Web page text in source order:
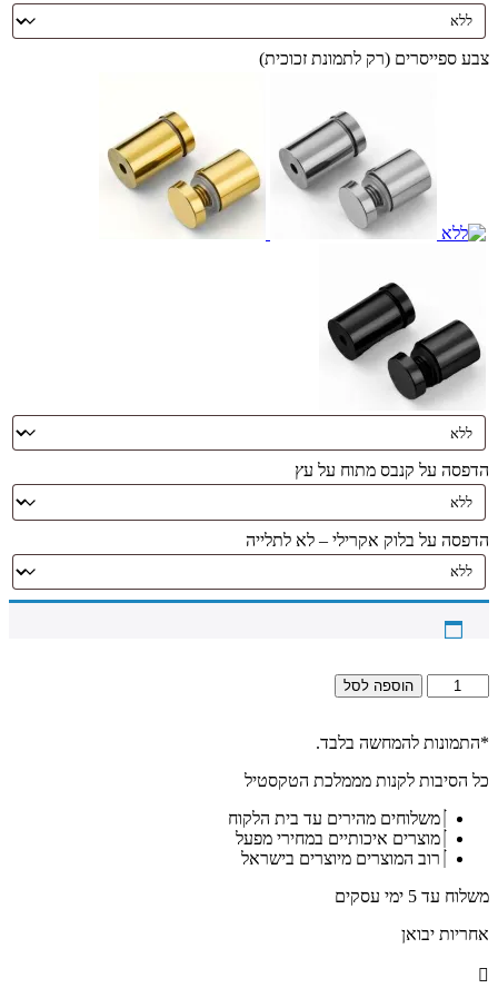
צבע ספייסרים (רק לתמונת זכוכית)
הדפסה על קנבס מתוח על עץ
הדפסה על בלוק אקרילי – לא לתלייה
כמות
של
-
מעוצבת
חיים
קנייבסקי
להדפסה
קנבס
זכוכית
הוספה לסל
*התמונות להמחשה בלבד.
כל הסיבות לקנות מממלכת הטקסטיל
משלוחים מהירים עד בית הלקוח
מוצרים איכותיים במחירי מפעל
רוב המוצרים מיוצרים בישראל
משלוח עד 5 ימי עסקים
אחריות יבואן